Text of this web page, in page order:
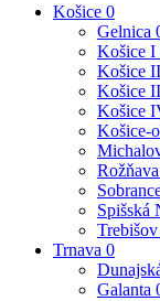
Košice 0
Gelnica
Košice I
Košice II
Košice
Košice
Košice-
Rožňava
Spišská
Trebišov
Trnava 0
Galanta